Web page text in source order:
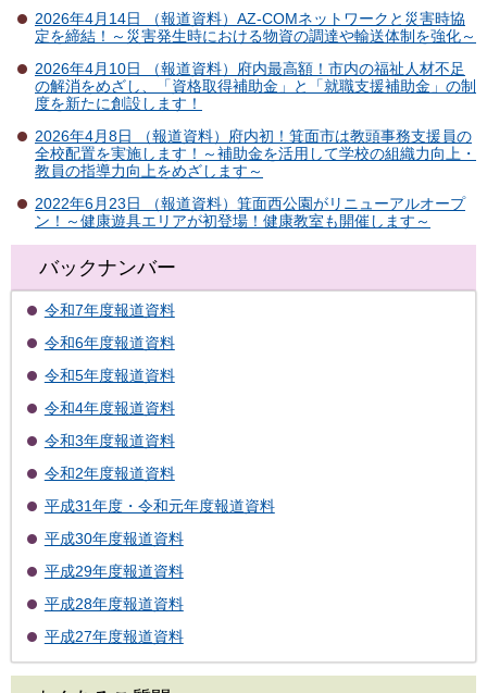
2026年4月14日 （報道資料）AZ-COMネットワークと災害時協
定を締結！～災害発生時における物資の調達や輸送体制を強化～
2026年4月10日 （報道資料）府内最高額！市内の福祉人材不足
の解消をめざし、「資格取得補助金」と「就職支援補助金」の制
度を新たに創設します！
2026年4月8日 （報道資料）府内初！箕面市は教頭事務支援員の
全校配置を実施します！～補助金を活用して学校の組織力向上・
教員の指導力向上をめざします～
2022年6月23日 （報道資料）箕面西公園がリニューアルオープ
ン！～健康遊具エリアが初登場！健康教室も開催します～
バックナンバー
令和7年度報道資料
令和6年度報道資料
令和5年度報道資料
令和4年度報道資料
令和3年度報道資料
令和2年度報道資料
平成31年度・令和元年度報道資料
平成30年度報道資料
平成29年度報道資料
平成28年度報道資料
平成27年度報道資料